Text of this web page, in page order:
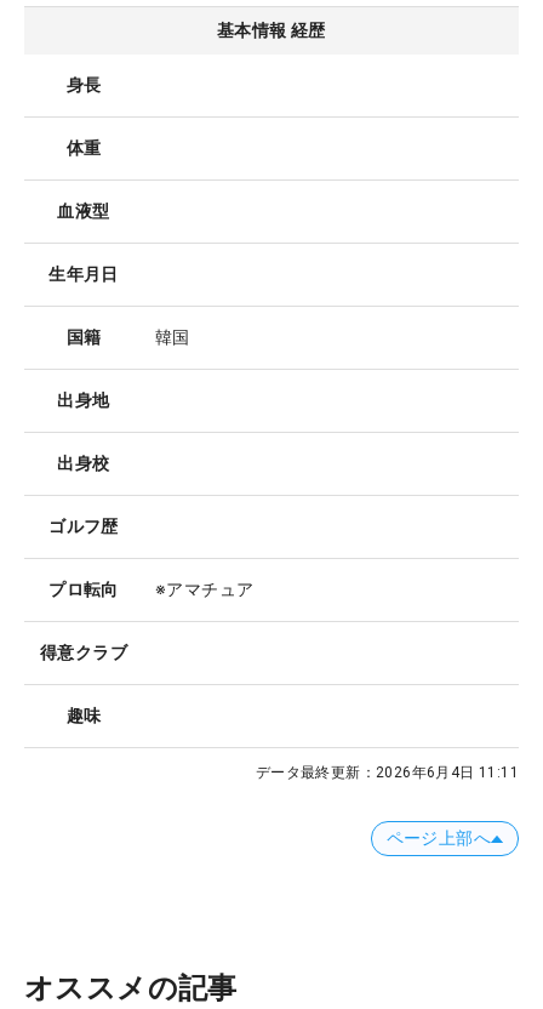
基本情報 経歴
身長
体重
血液型
生年月日
国籍 韓国
出身地
出身校
ゴルフ歴
プロ転向 ※アマチュア
得意クラブ
趣味
データ最終更新： 2026年6月4日 11:11
ページ上部へ
オススメの記事